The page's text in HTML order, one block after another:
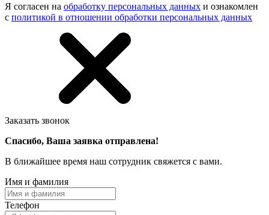
Я согласен на обработку персональных данных и ознакомлен
с политикой в отношении обработки персональных данных
Заказать звонок
Спасибо, Ваша заявка отправлена!
В ближайшее время наш сотрудник свяжется с вами.
Имя и фамилия
Телефон